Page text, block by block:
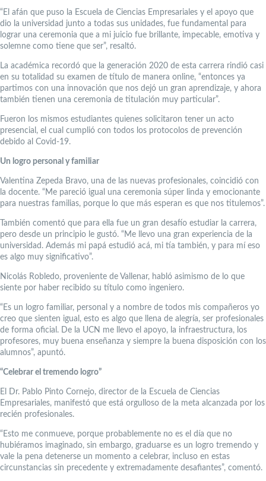
“El afán que puso la Escuela de Ciencias Empresariales y el apoyo que
dio la universidad junto a todas sus unidades, fue fundamental para
lograr una ceremonia que a mi juicio fue brillante, impecable, emotiva y
solemne como tiene que ser”, resaltó.
La académica recordó que la generación 2020 de esta carrera rindió casi
en su totalidad su examen de título de manera online, “entonces ya
partimos con una innovación que nos dejó un gran aprendizaje, y ahora
también tienen una ceremonia de titulación muy particular”.
Fueron los mismos estudiantes quienes solicitaron tener un acto
presencial, el cual cumplió con todos los protocolos de prevención
debido al Covid-19.
Un logro personal y familiar
Valentina Zepeda Bravo, una de las nuevas profesionales, coincidió con
la docente. “Me pareció igual una ceremonia súper linda y emocionante
para nuestras familias, porque lo que más esperan es que nos titulemos”.
También comentó que para ella fue un gran desafío estudiar la carrera,
pero desde un principio le gustó. “Me llevo una gran experiencia de la
universidad. Además mi papá estudió acá, mi tía también, y para mí eso
es algo muy significativo”.
Nicolás Robledo, proveniente de Vallenar, habló asimismo de lo que
siente por haber recibido su título como ingeniero.
“Es un logro familiar, personal y a nombre de todos mis compañeros yo
creo que sienten igual, esto es algo que llena de alegría, ser profesionales
de forma oficial. De la UCN me llevo el apoyo, la infraestructura, los
profesores, muy buena enseñanza y siempre la buena disposición con los
alumnos”, apuntó.
“Celebrar el tremendo logro”
El Dr. Pablo Pinto Cornejo, director de la Escuela de Ciencias
Empresariales, manifestó que está orgulloso de la meta alcanzada por los
recién profesionales.
“Esto me conmueve, porque probablemente no es el día que no
hubiéramos imaginado, sin embargo, graduarse es un logro tremendo y
vale la pena detenerse un momento a celebrar, incluso en estas
circunstancias sin precedente y extremadamente desafiantes”, comentó.